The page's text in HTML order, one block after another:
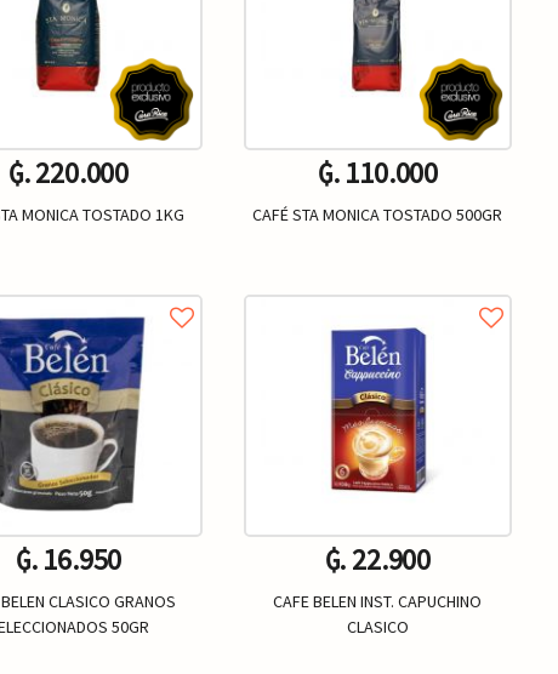
₲. 220.000
MONICA TOSTADO 1KG
+
₲. 110.000
CAFÉ STA MONICA TOSTADO 500GR
+
₲. 16.950
CLASICO GRANOS
50GR
₲. 22.900
CAFE BELEN INST. CAPUCHINO
CLASICO